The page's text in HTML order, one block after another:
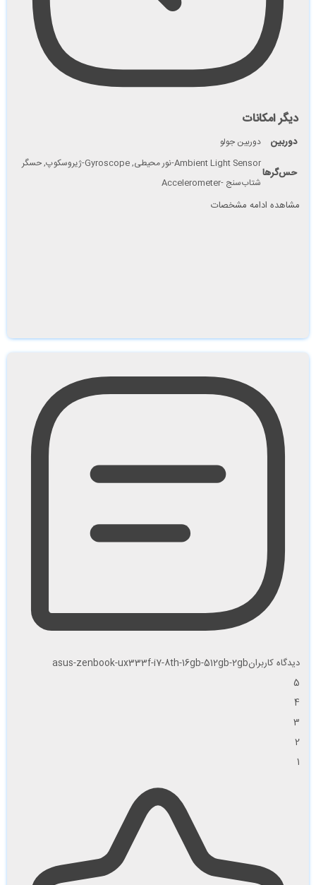
دیگر امکانات
دوربين دوربین جولو
حس‌گرها
Ambient Light Sensor-نور محیطی, Gyroscope-ژیروسکوپ, حسگر
شتاب‌سنج -Accelerometer
مشاهده ادامه مشخصات
دیدگاه کاربرانasus-zenbook-ux333f-i7-8th-16gb-512gb-2gb
5
4
3
2
1